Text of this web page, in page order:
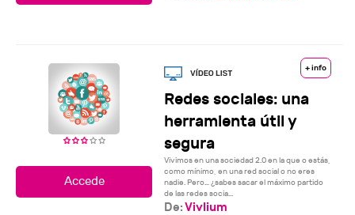
+ info
Redes sociales: una
herramienta útil y
segura
Vivimos en una sociedad 2.0 en la que o estás,
como mínimo, en una red social o no eres
nadie. Pero… ¿sabes sacar el máximo partido
de las redes socia...
De:Vivlium